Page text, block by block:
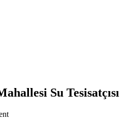
Su Tesisatçısı